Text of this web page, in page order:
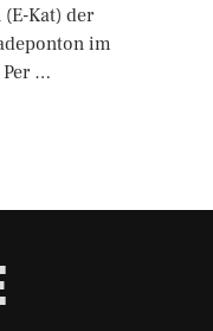
Kat) der
im
…